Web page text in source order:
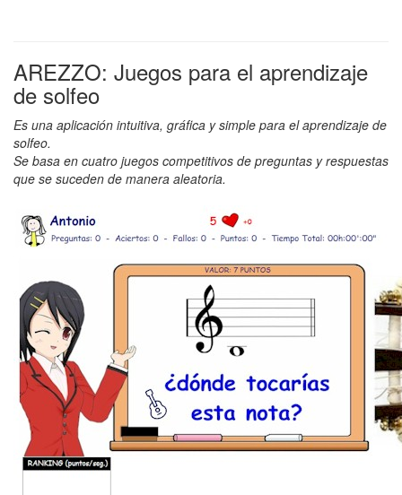
AREZZO: Juegos para el aprendizaje
de solfeo
Es una aplicación intuitiva, gráfica y simple para el aprendizaje de
solfeo.
Se basa en cuatro juegos competitivos de preguntas y respuestas
que se suceden de manera aleatoria.